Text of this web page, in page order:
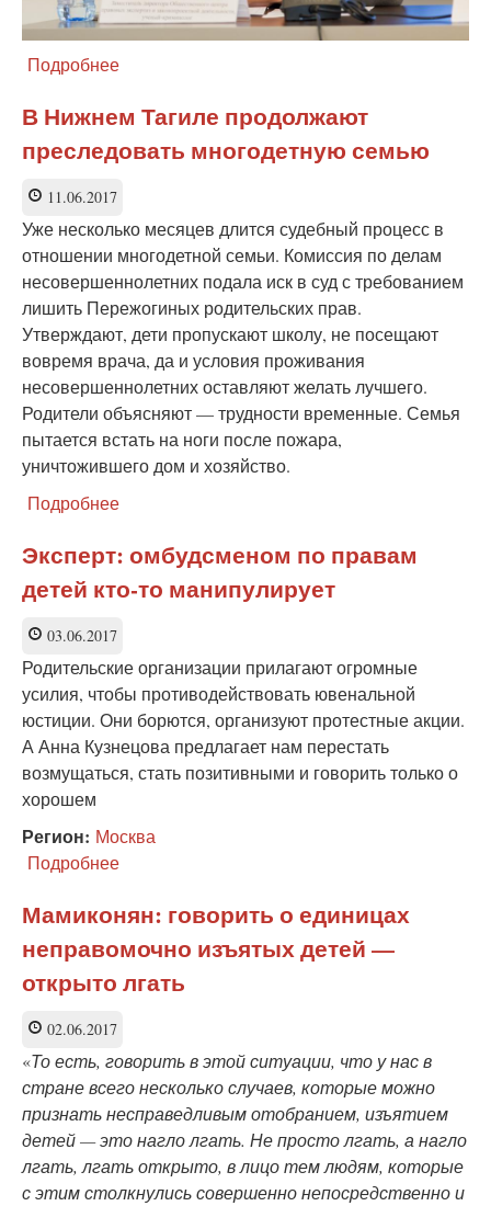
Подробнее
террор
по-
фински.
омбудсмена
В Нижнем Тагиле продолжают
преследовать многодетную семью
11.06.2017
Уже несколько месяцев длится судебный процесс в
отношении многодетной семьи. Комиссия по делам
несовершеннолетних подала иск в суд с требованием
лишить Пережогиных родительских прав.
Утверждают, дети пропускают школу, не посещают
вовремя врача, да и условия проживания
несовершеннолетних оставляют желать лучшего.
Родители объясняют—трудности временные. Семья
пытается встать на ноги после пожара,
уничтожившего дом и хозяйство.
Подробнее
Нижнем
Тагиле
продолжают
Эксперт: омбудсменом по правам
детей кто-то манипулирует
03.06.2017
Родительские организации прилагают огромные
усилия, чтобы противодействовать ювенальной
юстиции. Они борются, организуют протестные акции.
А Анна Кузнецова предлагает нам перестать
возмущаться, стать позитивными и говорить только о
хорошем
Регион: Москва
Подробнее
омбудсменом
по
правам
кто-
Мамиконян: говорить о единицах
неправомочно изъятых детей —
открыто лгать
02.06.2017
«То есть, говорить в этой ситуации, что у нас в
стране всего несколько случаев, которые можно
признать несправедливым отобранием, изъятием
детей — это нагло лгать. Не просто лгать, а нагло
лгать, лгать открыто, в лицо тем людям, которые
с этим столкнулись совершенно непосредственно и